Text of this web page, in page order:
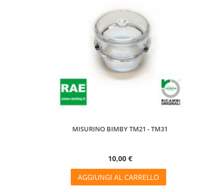
MISURINO BIMBY TM21 - TM31
10,00 €
AGGIUNGI AL CARRELLO